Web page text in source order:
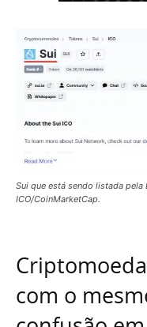
Sui que está sendo listada
ICO/CoinMarketCap.
com o